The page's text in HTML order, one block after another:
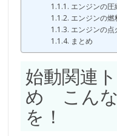
エンジンの
エンジンの
エンジンの
まとめ
始動関連
め こんな
を！